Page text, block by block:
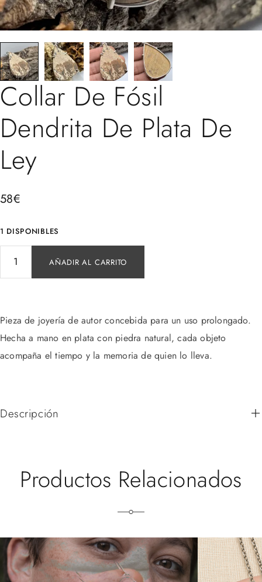
Collar De Fósil
Dendrita De Plata De
Ley
58€
1 DISPONIBLES
AÑADIR AL CARRITO
Pieza de joyería de autor concebida para un uso prolongado.
Hecha a mano en plata con piedra natural, cada objeto
acompaña el tiempo y la memoria de quien lo lleva.
Descripción
Productos Relacionados